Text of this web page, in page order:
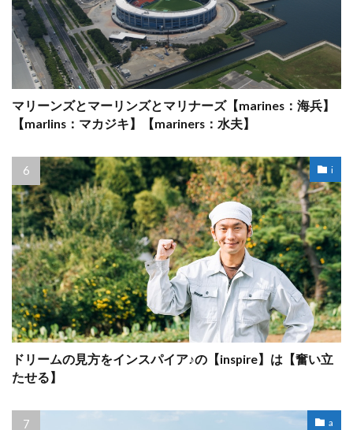
マリーンズとマーリンズとマリナーズ【marines：海兵】
【marlins：マカジキ】【mariners：水夫】
i
ドリームの見方をインスパイア♪の【inspire】は【奮い立
たせる】
a